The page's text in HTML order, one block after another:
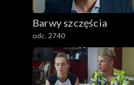
Barwy szczęścia
odc. 2740